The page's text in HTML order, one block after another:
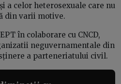
a celor heterosexuale care nu
din varii motive.
în colaborare cu CNCD,
neguvernamentale din
a parteneriatului civil.